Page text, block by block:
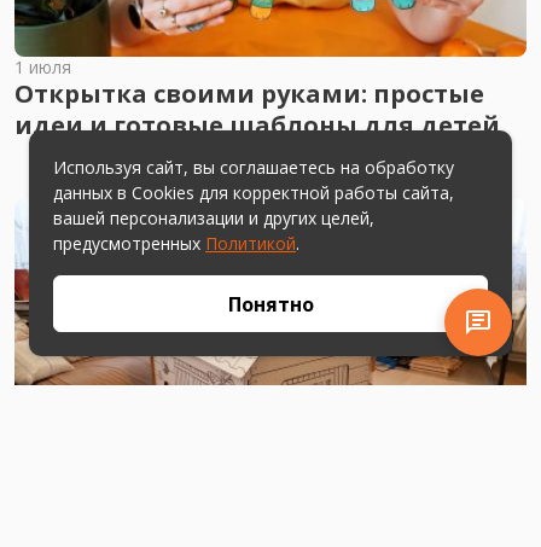
1 июля
Открытка своими руками: простые
идеи и готовые шаблоны для детей
Используя сайт, вы соглашаетесь на обработку
данных в Cookies для корректной работы сайта,
вашей персонализации и других целей,
предусмотренных Политикой.
Понятно